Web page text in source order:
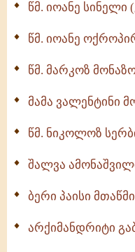
წმ. იოანე სინელი
წმ. იოანე
წმ. მარკოზ
მამა ვალენტინი
წმ. ნიკოლოზ
შალვა
ბერი პაისი
არქიმანდრიტი